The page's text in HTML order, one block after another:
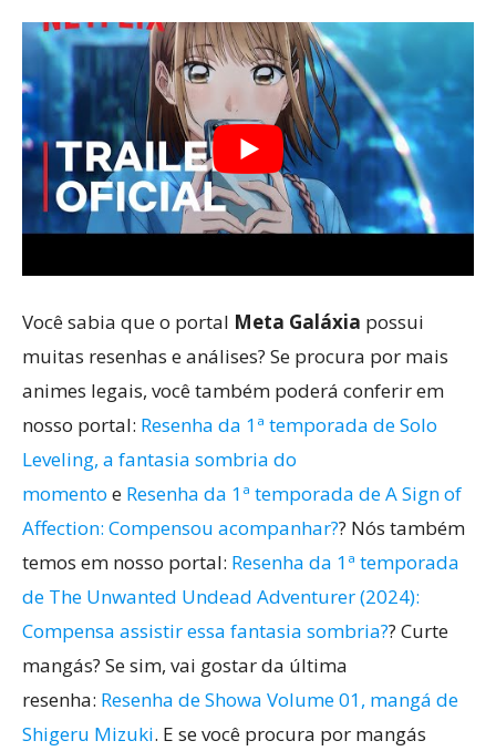
Você sabia que o portal Meta Galáxia possui
muitas resenhas e análises? Se procura por mais
animes legais, você também poderá conferir em
nosso portal: Resenha da 1ª temporada de Solo
Leveling, a fantasia sombria do
momento e Resenha da 1ª temporada de A Sign of
Affection: Compensou acompanhar?? Nós também
temos em nosso portal: Resenha da 1ª temporada
de The Unwanted Undead Adventurer (2024):
Compensa assistir essa fantasia sombria?? Curte
mangás? Se sim, vai gostar da última
resenha: Resenha de Showa Volume 01, mangá de
Shigeru Mizuki. E se você procura por mangás